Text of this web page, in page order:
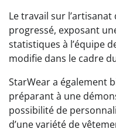
Le travail sur
progressé, exposant
statistiques à l’équipe
modifie dans le cadre
StarWear a également
préparant à une
possibilité de
d’une variété de